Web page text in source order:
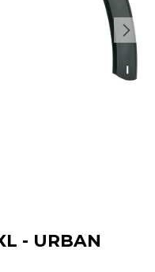
- URBAN